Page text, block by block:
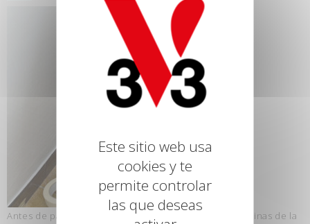
Antes de pasar a la etapa de pintura, protege las esquinas de la
Este sitio web usa
cookies y te
permite controlar
las que deseas